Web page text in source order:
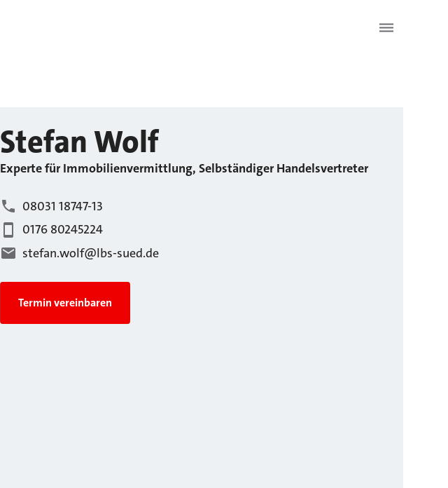
Stefan Wolf
Experte für Immobilienvermittlung, Selbständiger Handelsvertreter
08031 18747-13
0176 80245224
stefan.wolf@lbs-sued.de
Termin vereinbaren